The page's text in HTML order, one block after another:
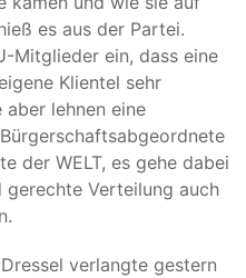
es aus der Partei.
Mitglieder ein, dass eine
Klientel sehr
lehnen eine
der WELT, es gehe dabei
Verteilung auch
verlangte gestern